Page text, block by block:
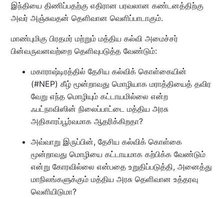
இந்தியை திணிப்பதற்கு எதிரான பரவலான கண்டனத்திற்கு
அவர் அஞ்சுவதன் தெளிவான வெளிப்பாடாகும்.
மாண்புமிகு பிரதமர் மற்றும் மத்திய கல்வி அமைச்சர்
பின்வருவனவற்றை தெளிவுபடுத்த வேண்டும்:
மகாராஷ்டிரத்தில் தேசிய கல்விக் கொள்கையின்
(#NEP) கீழ் மூன்றாவது மொழியாக மராத்தியைத் தவிர
வேறு எந்த மொழியும் கட்டாயமில்லை என்ற
ஃபட்நாவிஸின் நிலைப்பாட்டை மத்திய அரசு
அதிகாரப்பூர்வமாக ஆதரிக்கிறதா?
அவ்வாறு இருப்பின், தேசிய கல்விக் கொள்கை
மூன்றாவது மொழியை கட்டாயமாக கற்பிக்க வேண்டும்
என்று கோரவில்லை என்பதை உறுதிப்படுத்தி, அனைத்து
மாநிலங்களுக்கும் மத்திய அரசு தெளிவான உத்தரவு
வெளியிடுமா?